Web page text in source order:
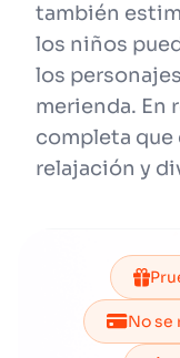
también
los niños
los
merienda. En
completa que
relajación y
No